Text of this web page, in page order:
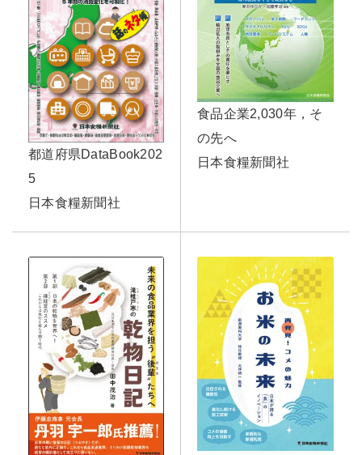
都道府県DataBook202
5
日本食糧新聞社
食品企業2,030年，そ
の先へ
日本食糧新聞社